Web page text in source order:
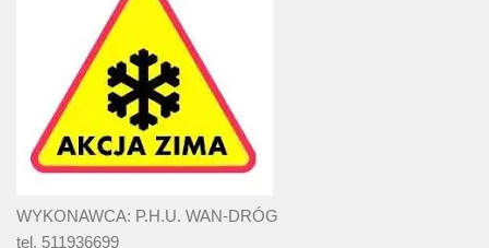
WYKONAWCA: P.H.U. WAN-DRÓG
tel. 511936699